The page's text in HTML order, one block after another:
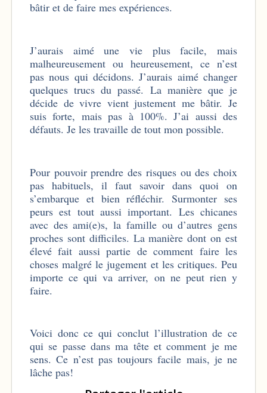
bâtir et de faire mes expériences.
J’aurais aimé une vie plus facile, mais
malheureusement ou heureusement, ce n’est
pas nous qui décidons. J’aurais aimé changer
quelques trucs du passé. La manière que je
décide de vivre vient justement me bâtir. Je
suis forte, mais pas à 100%. J’ai aussi des
défauts. Je les travaille de tout mon possible.
Pour pouvoir prendre des risques ou des choix
pas habituels, il faut savoir dans quoi on
s’embarque et bien réfléchir. Surmonter ses
peurs est tout aussi important. Les chicanes
avec des ami(e)s, la famille ou d’autres gens
proches sont difficiles. La manière dont on est
élevé fait aussi partie de comment faire les
choses malgré le jugement et les critiques. Peu
importe ce qui va arriver, on ne peut rien y
faire.
Voici donc ce qui conclut l’illustration de ce
qui se passe dans ma tête et comment je me
sens. Ce n’est pas toujours facile mais, je ne
lâche pas!